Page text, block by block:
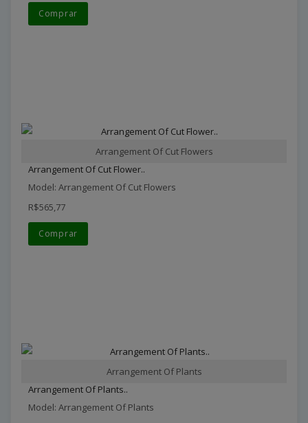
Comprar
Arrangement Of Cut Flowers
Arrangement Of Cut Flower..
Model: Arrangement Of Cut Flowers
R$565,77
Comprar
Arrangement Of Plants
Arrangement Of Plants..
Model: Arrangement Of Plants